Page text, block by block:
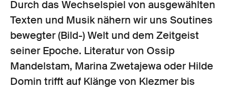
Durch das Wechselspiel von ausgewählten
Texten und Musik nähern wir uns Soutines
bewegter (Bild-) Welt und dem Zeitgeist
seiner Epoche. Literatur von Ossip
Mandelstam, Marina Zwetajewa oder Hilde
Domin trifft auf Klänge von Klezmer bis